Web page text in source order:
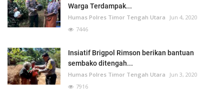
Warga Terdampak...
Humas Polres Timor Tengah Utara
Jun 4, 2020
7446
Insiatif Brigpol Rimson berikan bantuan
sembako ditengah...
Humas Polres Timor Tengah Utara
Jun 3, 2020
7916